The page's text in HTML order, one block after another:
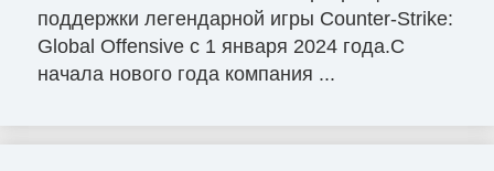
поддержки легендарной игры Counter-Strike:
Global Offensive с 1 января 2024 года.С
начала нового года компания ...